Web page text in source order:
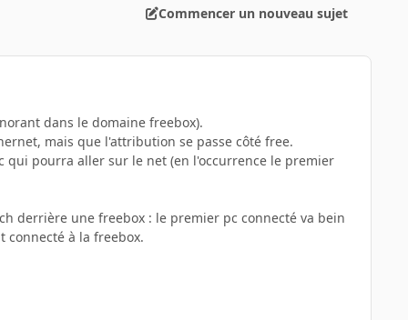
Commencer un nouveau sujet
dans le domaine freebox).
mais que l'attribution se passe côté free.
pourra aller sur le net (en l'occurrence le premier
derrière une freebox : le premier pc connecté va bein
à la freebox.